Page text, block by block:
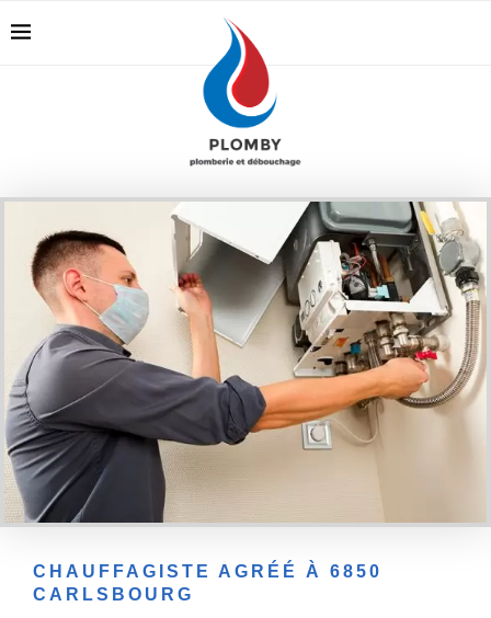
CHAUFFAGISTE AGRÉÉ À 6850
CARLSBOURG